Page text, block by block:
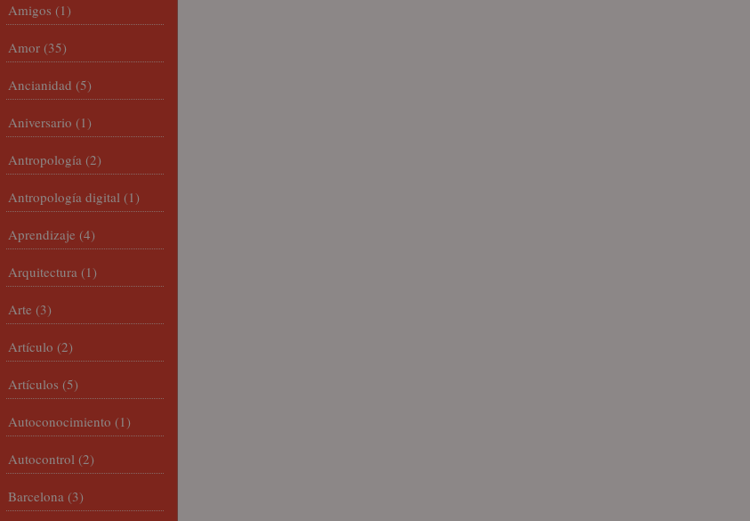
Amigos (1)
Amor (35)
Ancianidad (5)
Aniversario (1)
Antropología (2)
Antropología digital (1)
Aprendizaje (4)
Arquitectura (1)
Arte (3)
Artículo (2)
Artículos (5)
Autoconocimiento (1)
Autocontrol (2)
Barcelona (3)